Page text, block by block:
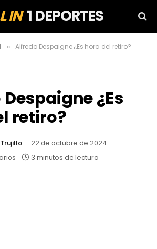
IN1 DEPORTES
» Alfredo Despaigne ¿Es hora del retiro?
¿Es
retiro?
22 de octubre de 2024
3 minutos de lectura